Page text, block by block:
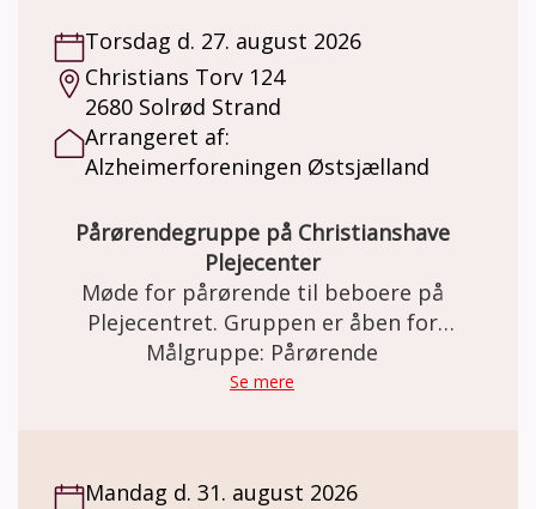
Torsdag d. 27. august 2026
Christians Torv 124
2680 Solrød Strand
Arrangeret af:
Alzheimerforeningen Østsjælland
Pårørendegruppe på Christianshave
Plejecenter
Møde for pårørende til beboere på
Plejecentret. Gruppen er åben for
ægtefæller, børn, venner eller andre
nærtstående.
Målgruppe: Pårørende
Se mere
Mandag d. 31. august 2026